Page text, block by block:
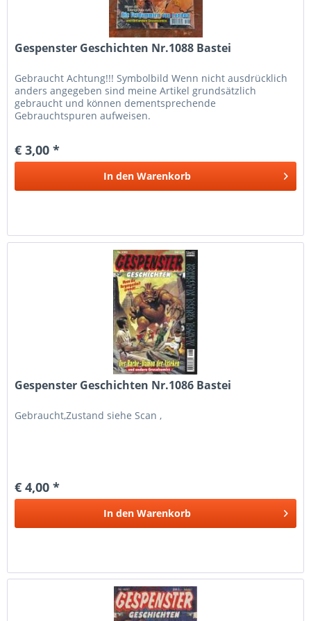
Gespenster Geschichten Nr.1088 Bastei
Gebraucht Achtung!!! Symbolbild Wenn nicht ausdrücklich
anders angegeben sind meine Artikel grundsätzlich
gebraucht und können dementsprechende
Gebrauchtspuren aufweisen.
€ 3,00 *
In den Warenkorb
Gespenster Geschichten Nr.1086 Bastei
Gebraucht,Zustand siehe Scan ,
€ 4,00 *
In den Warenkorb